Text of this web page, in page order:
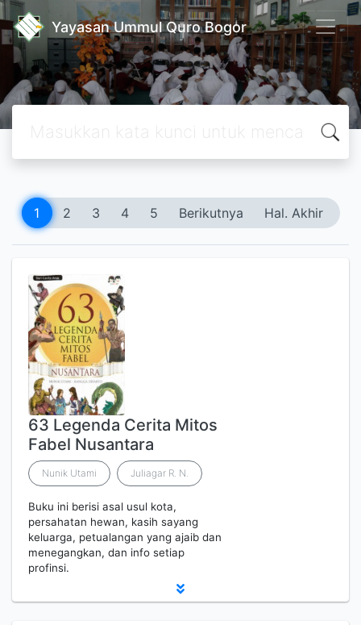
Yayasan Ummul Quro Bogor
1 2 3 4 5 Berikutnya Hal. Akhir
63 Legenda Cerita Mitos
Fabel Nusantara
Nunik Utami Juliagar R. N.
Buku ini berisi asal usul kota,
persahatan hewan, kasih sayang
keluarga, petualangan yang ajaib dan
menegangkan, dan info setiap
profinsi.